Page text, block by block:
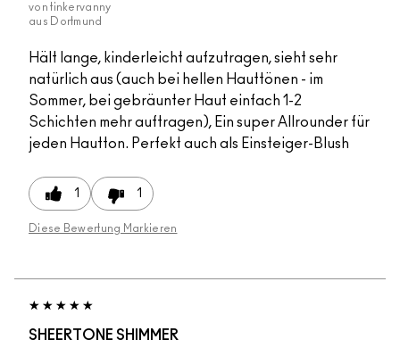
von tinkervanny
aus
Dortmund
Hält lange, kinderleicht aufzutragen, sieht sehr
natürlich aus (auch bei hellen Hauttönen - im
Sommer, bei gebräunter Haut einfach 1-2
Schichten mehr auftragen), Ein super Allrounder für
jeden Hautton. Perfekt auch als Einsteiger-Blush
1 1
Diese Bewertung Markieren
SHEERTONE SHIMMER